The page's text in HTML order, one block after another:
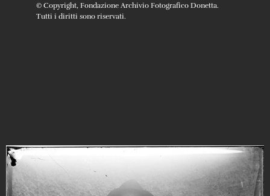
© Copyright, Fondazione Archivio Fotografico Donetta.
Tutti i diritti sono riservati.